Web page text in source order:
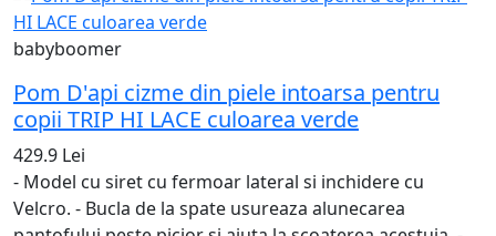
babyboomer
Pom D'api cizme din piele intoarsa pentru
copii TRIP HI LACE culoarea verde
429.9 Lei
- Model cu siret cu fermoar lateral si inchidere cu
Velcro. - Bucla de la spate usureaza alunecarea